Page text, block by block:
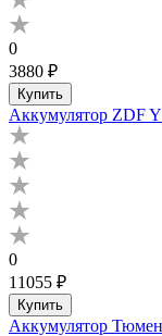
0
3880 ₽
Купить
Аккумулятор ZDF
0
11055 ₽
Купить
Аккумулятор